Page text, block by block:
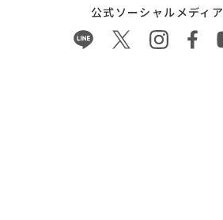
公式ソーシャルメディア